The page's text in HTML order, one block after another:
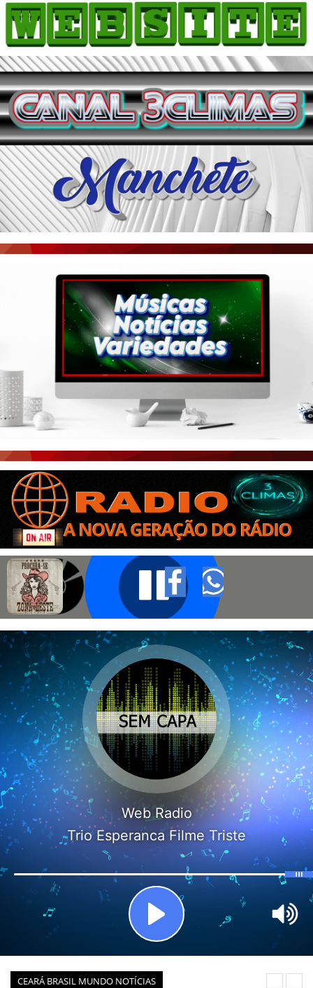
CEARÁ BRASIL MUNDO NOTÍCIAS
HOME
COMO ANUNCIAR
JORNAIS DO BRASIL
PODCAST/NOTÍCIAS
AS NOTÍCIAS DO DIA
ACONTECEU...VIROU MANCHETE!
BLOGS & COLUNAS
AGÊNCIA DE NOTÍCIAS
CNN BRASIL
PORTAL CEARÁ
ÚLTIMAS POSTAGENS
BOAS NOTÍCIAS...VIRAM MANCHETE!
CEARÁ BRASIL NOTÍCIAS
CEARÁ BRASIL MUNDO 1
BRASIL DE FATO
NOTÍCIAS GERAIS
CONECTE-SE
REGISTO